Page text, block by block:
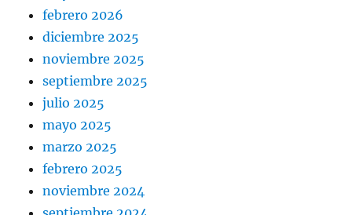
febrero 2026
diciembre 2025
noviembre 2025
septiembre 2025
julio 2025
mayo 2025
marzo 2025
febrero 2025
noviembre 2024